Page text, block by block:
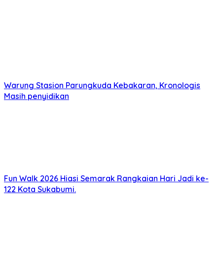
Warung Stasion Parungkuda Kebakaran, Kronologis
Masih penyidikan
Fun Walk 2026 Hiasi Semarak Rangkaian Hari Jadi ke-
122 Kota Sukabumi.